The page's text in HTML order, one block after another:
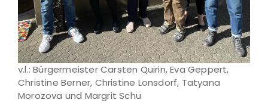
v.l.: Bürgermeister Carsten Quirin, Eva Geppert,
Christine Berner, Christine Lonsdorf, Tatyana
Morozova und Margrit Schu